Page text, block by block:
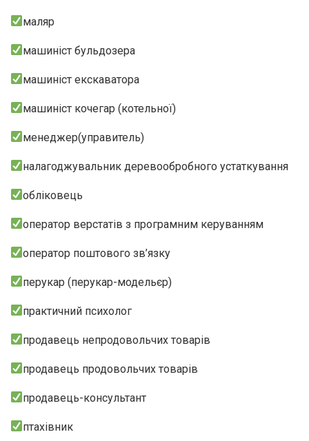
маляр
машиніст бульдозера
машиніст екскаватора
машиніст кочегар (котельної)
менеджер(управитель)
налагоджувальник деревообробного устаткування
обліковець
оператор верстатів з програмним керуванням
оператор поштового зв’язку
перукар (перукар-модельєр)
практичний психолог
продавець непродовольчих товарів
продавець продовольчих товарів
продавець-консультант
птахівник